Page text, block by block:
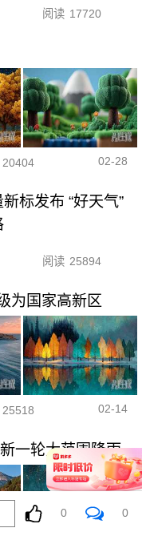
阅读 17720
20404 02-28
标发布 “好天气”
阅读 25894
为国家高新区
25518 02-14
一轮大范围降雨
0 0